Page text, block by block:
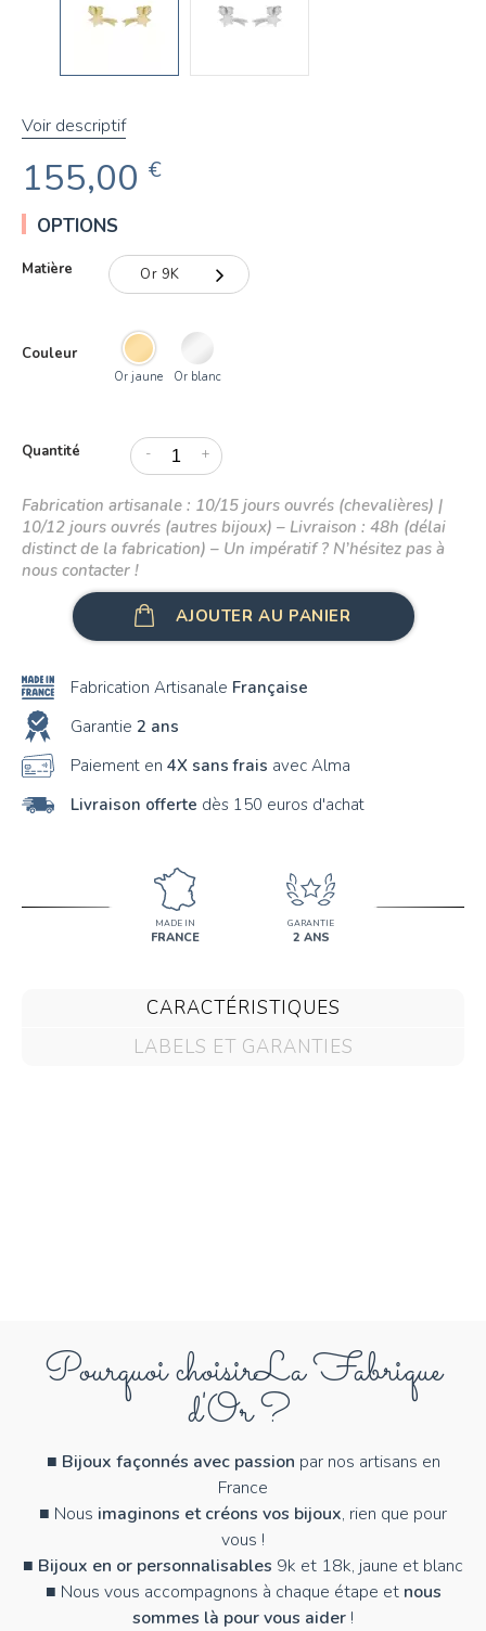
Voir descriptif
155,00 €
OPTIONS
Matière Or 9K
Or 18K
Couleur
Or jaune Or blanc
Quantité - +
Fabrication artisanale : 10/15 jours ouvrés (chevalières) |
10/12 jours ouvrés (autres bijoux) – Livraison : 48h (délai
distinct de la fabrication) – Un impératif ? N’hésitez pas à
nous contacter !
AJOUTER AU PANIER
Fabrication Artisanale Française
Garantie 2 ans
Paiement en 4X sans frais avec Alma
Livraison offerte dès 150 euros d'achat
MADE IN
FRANCE
GARANTIE
2 ANS
CARACTÉRISTIQUES
LABELS ET GARANTIES
Pourquoi choisirLa Fabrique
d'Or ?
■ Bijoux façonnés avec passion par nos artisans en
France
■ Nous imaginons et créons vos bijoux, rien que pour
vous !
■ Bijoux en or personnalisables 9k et 18k, jaune et blanc
■ Nous vous accompagnons à chaque étape et nous
sommes là pour vous aider !